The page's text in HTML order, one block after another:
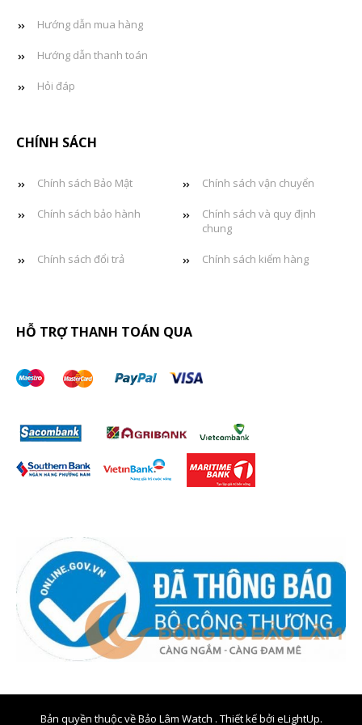
Hướng dẫn mua hàng
Hướng dẫn thanh toán
Hỏi đáp
CHÍNH SÁCH
Chính sách Bảo Mật Chính sách vận chuyển
Chính sách bảo hành
Chính sách và quy định
chung
Chính sách đổi trả Chính sách kiểm hàng
HỖ TRỢ THANH TOÁN QUA
Bản quyền thuộc về Bảo Lâm Watch . Thiết kế bởi eLightUp.